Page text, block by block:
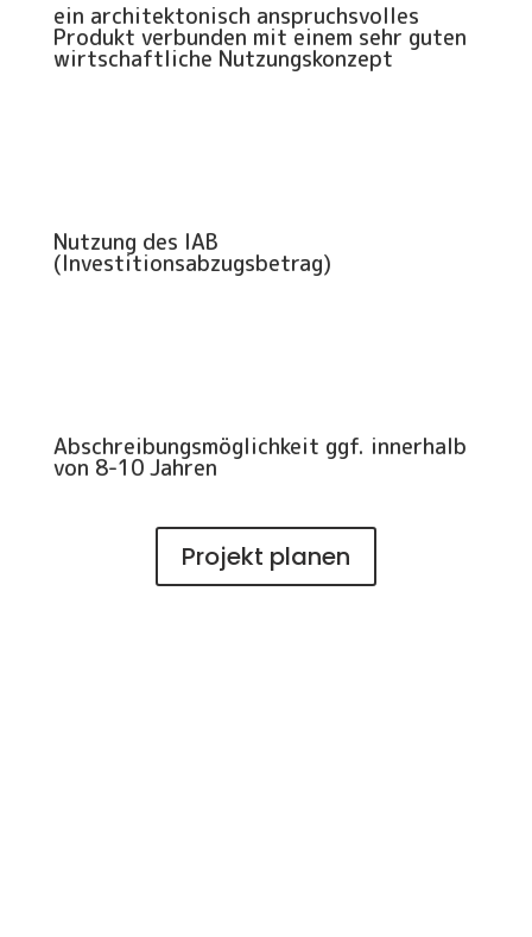
ein architektonisch anspruchsvolles
Produkt verbunden mit einem sehr guten
wirtschaftliche Nutzungskonzept
Nutzung des IAB
(Investitionsabzugsbetrag)
Abschreibungsmöglichkeit ggf. innerhalb
von 8-10 Jahren
Projekt planen